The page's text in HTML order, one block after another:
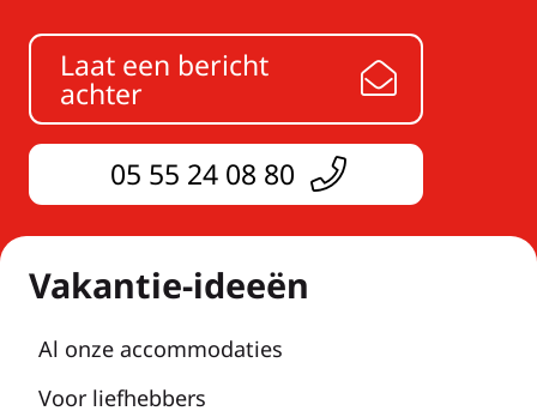
Laat een bericht
achter
05 55 24 08 80
Vakantie-ideeën
Al onze accommodaties
Voor liefhebbers